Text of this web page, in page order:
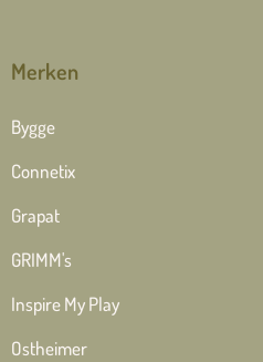
Merken
Bygge
Connetix
Grapat
GRIMM's
Inspire My Play
Ostheimer